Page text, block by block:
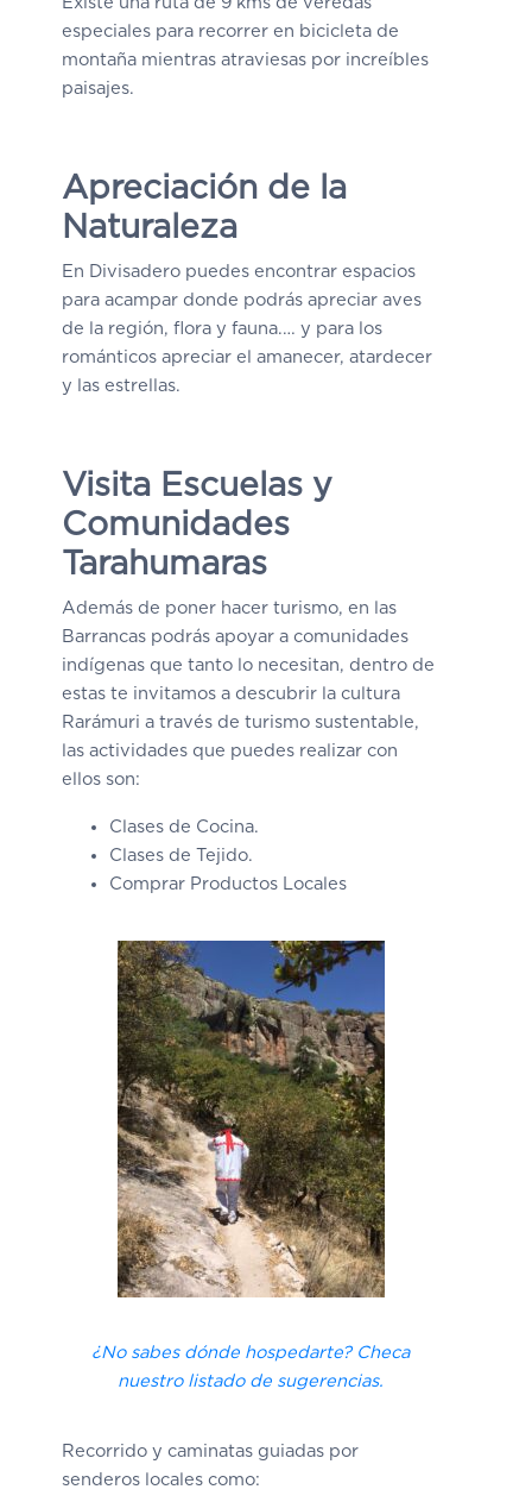
especiales para recorrer en bicicleta de
montaña mientras atraviesas por increíbles
paisajes.
Apreciación de la
Naturaleza
En Divisadero puedes encontrar espacios
para acampar donde podrás apreciar aves
de la región, flora y fauna.… y para los
románticos apreciar el amanecer, atardecer
y las estrellas.
Visita Escuelas y
Comunidades
Tarahumaras
Además de poner hacer turismo, en las
Barrancas podrás apoyar a comunidades
indígenas que tanto lo necesitan, dentro de
estas te invitamos a descubrir la cultura
Rarámuri a través de turismo sustentable,
las actividades que puedes realizar con
ellos son:
Clases de Cocina.
Clases de Tejido.
Comprar Productos Locales
¿No sabes dónde hospedarte? Checa
nuestro listado de sugerencias.
Recorrido y caminatas guiadas por
senderos locales como: